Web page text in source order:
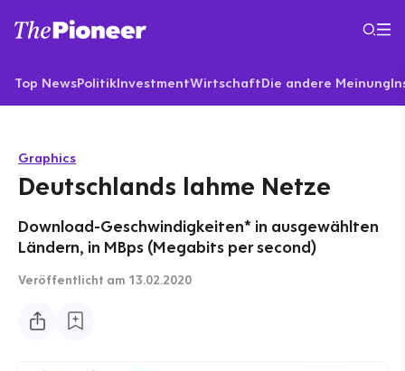
Top NewsPolitikInvestmentWirtschaftDie andere Meinung
Graphics
Deutschlands lahme Netze
Download-Geschwindigkeiten* in ausgewählten
Ländern, in MBps (Megabits per second)
Veröffentlicht am 13.02.2020